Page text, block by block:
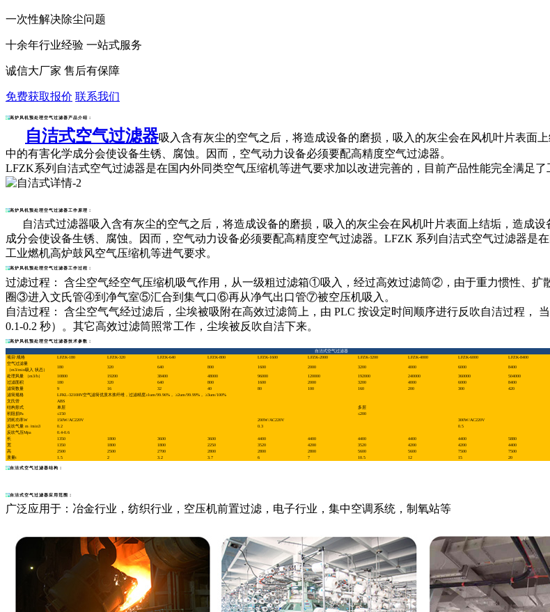
一次性解决除尘问题
十余年行业经验 一站式服务
诚信大厂家 售后有保障
免费获取报价 联系我们
高炉风机预处理空气过滤器产品介绍：
自洁式空气过滤器吸入含有灰尘的空气之后，将造成设备的磨损，吸入的灰尘会在风机叶片表面
中的有害化学成分会使设备生锈、腐蚀。因而，空气动力设备必须要配高精度空气过滤器。
LFZK系列 自洁式空气过滤器是在国内外同类空气压缩机等进气要求加以改进完善的，目前产品性能完全满足了
高炉风机预处理空气过滤器工作原理：
自洁式过滤器吸入含有灰尘的空气之后，将造成设备的磨损，吸入的灰尘会在风机叶片表面上结垢，造成
成分会使设备生锈、腐蚀。因而，空气动力设备必须要配高精度空气过滤器。LFZK 系列自洁式空气过滤器是
工业燃机高炉鼓风空气压缩机等进气要求。
高炉风机预处理空气过滤器工作过程：
过滤过程： 含尘空气经空气压缩机吸气作用，从一级粗过滤箱①吸入，经过高效过滤筒②，由于重力惯性、
圈③进入文氏管④到净气室⑤汇合到集气口⑥再从净气出口管⑦被空压机吸入。
自洁过程： 含尘空气气经过滤后，尘埃被吸附在高效过滤筒上，由 PLC 按设定时间顺序进行反吹自洁过程，
0.1-0.2 秒）。其它高效过滤筒照常工作，尘埃被反吹自洁下来。
高炉风机预处理空气过滤器技术参数：
自洁式空气过滤器
项目\规格
LFZK-180 LFZK-320 LFZK-640 LFZK-800 LFZK-1600 LFZK-2000 LFZK-3200 LFZK-4000 LFZK-6000 LFZK-8400
空气过滤量
180
320 640 800 1600 2000 3200 4000 6000 8400
（m3/min吸入 状态）
处理风量 （m3/h）
10800 19200 38400 48000 96000 120000 192000 240000 360000 504000
过滤面积
180 320 640 800 1600 2000 3200 4000 6000 8400
滤筒数量
9 16 32 40 80 100 160 200 300 420
滤筒规格
LFKL-3210HV空气滤筒优质木浆纤维，过滤精度≥1um/99.96%， ≥2um/99.99%， ≥3um/100%
文氏管
ABS
结构形式
单层
多层
初阻损Pa
≤150
≤200
消耗功率W
150W/AC220V 200W/AC220V
300W/AC220V
反吹气量 m /min3
0.2 0.3
0.5
反吹气压Mpa
0.4-0.6
长
1350 1800 3600 3600 4400 4400 4400 4400 4400 5880
宽
1350 1800 1800 2250 3520 4200 3520 4200 4200 4400
高
2500 2500 2700 2800 2800 2800 5600 5600 7500 7500
质量t
1.5 2 3.2 3.7 6 7 10.5 12 15 20
自洁式空气过滤器结构：
自洁式空气过滤器应用范围：
广泛应用于：冶金行业，纺织行业，空压机前置过滤，电子行业，集中空调系统，制氧站等